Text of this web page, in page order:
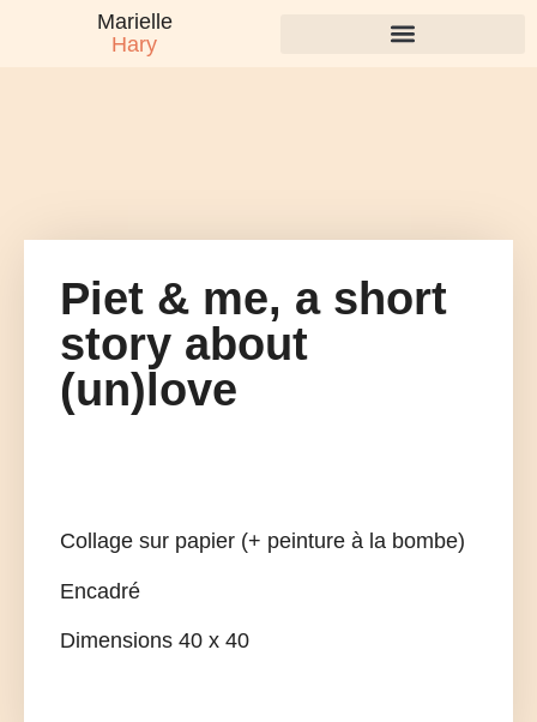
Marielle
Hary
Piet & me, a short
story about
(un)love
Collage sur papier (+ peinture à la bombe)
Encadré
Dimensions 40 x 40